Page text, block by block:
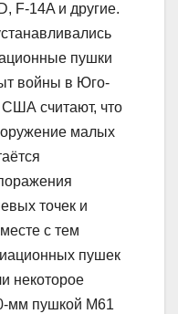
F-14A и другие.
пушки
войны в Юго-
США считают, что
малых
точек и
с тем
пушек
некоторое
мм пушкой М61